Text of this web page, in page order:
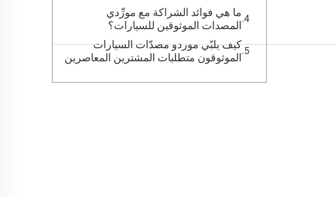
ما هي فوائد الشراكة مع مورِّدي
المصدات الموثوقين للسيارات؟
كيف يلبّي موردو مصدّات السيارات
الموثوقون متطلبات المشترين المعاصرين